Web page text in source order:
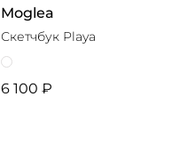
Moglea
Скетчбук Playa
6 100 ₽